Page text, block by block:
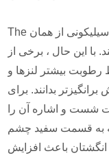
The فرآیند حذف لنزهای تماسی هیدروژل سیلیکونی از همان
این حال ، برخی از
رطوبت بیشتر لنزها و
بدانند. برای
شست و اشاره آن را
به قسمت سفید چشم
باعث افزایش